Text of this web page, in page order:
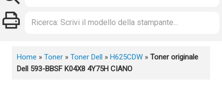
Home » Toner » Toner Dell » H625CDW » Toner originale
Dell 593-BBSF K04X8 4Y75H CIANO